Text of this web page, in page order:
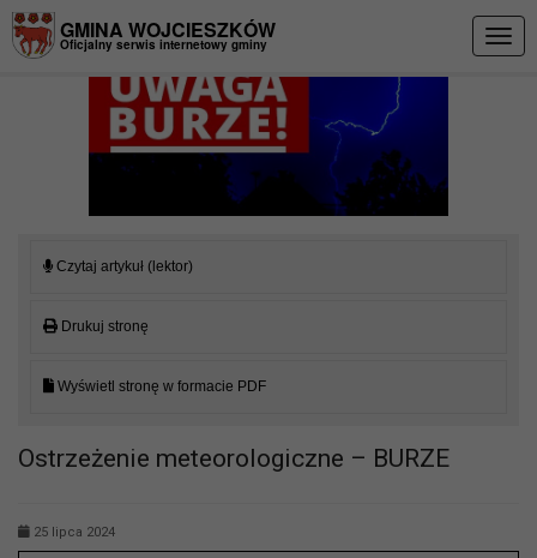
GMINA WOJCIESZKÓW
Oficjalny serwis internetowy gminy
Czytaj artykuł (lektor)
Drukuj stronę
Wyświetl stronę w formacie PDF
Ostrzeżenie meteorologiczne – BURZE
25 lipca 2024